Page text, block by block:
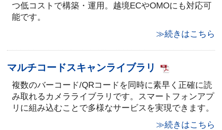
つ低コストで構築・運用。越境ECやOMOにも対応可
能です。
≫続きはこちら
マルチコードスキャンライブラリ
複数のバーコード/QRコードを同時に素早く正確に読
み取れるカメラライブラリです。スマートフォンアプ
リに組み込むことで多様なサービスを実現できます。
≫続きはこちら